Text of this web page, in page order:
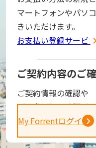
マートフォンやパソ
きいただけます。
お支払い登録サービス
ご契約内容のご
ご契約情報の確認や
ご請求金額の確認がで
My Forrentログイン